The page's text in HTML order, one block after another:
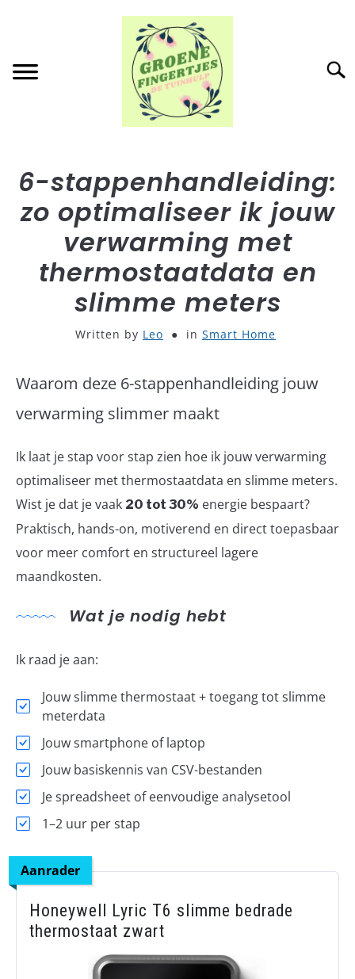
BUITENLEVEN
TUINACCESSOIRES
TUINGEREEDSCHAP
ZIEKTES & ONGEDIERTE
6-stappenhandleiding:
zo optimaliseer ik jouw
verwarming met
thermostaatdata en
slimme meters
Written by Leo in Smart Home
Waarom deze 6-stappenhandleiding jouw
verwarming slimmer maakt
Ik laat je stap voor stap zien hoe ik jouw verwarming
optimaliseer met thermostaatdata en slimme meters.
Wist je dat je vaak 20 tot 30% energie bespaart?
Praktisch, hands-on, motiverend en direct toepasbaar
voor meer comfort en structureel lagere
maandkosten.
Wat je nodig hebt
Ik raad je aan:
Jouw slimme thermostaat + toegang tot slimme
meterdata
Jouw smartphone of laptop
Jouw basiskennis van CSV-bestanden
Je spreadsheet of eenvoudige analysetool
1–2 uur per stap
Aanrader
Honeywell Lyric T6 slimme bedrade
thermostaat zwart